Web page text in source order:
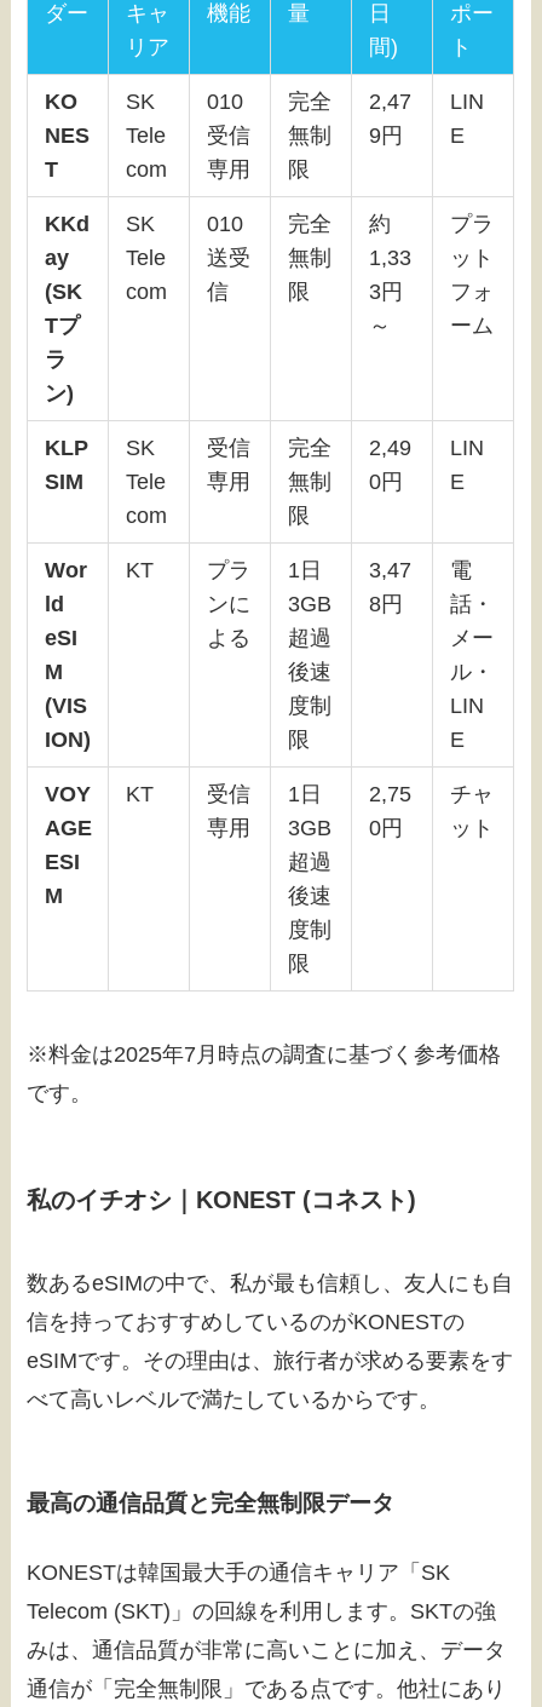
ダー
キャ
リア
機能
量
日
間)
ポー
ト
KO
NES
T
SK
Tele
com
010
受信
専用
完全
無制
限
2,47
9円
LIN
E
KKd
ay
(SK
Tプ
ラ
ン)
SK
Tele
com
010
送受
信
完全
無制
限
約
1,33
3円
～
プラ
ット
フォ
ーム
KLP
SIM
SK
Tele
com
受信
専用
完全
無制
限
2,49
0円
LIN
E
Wor
ld
eSI
M
(VIS
ION)
KT
プラ
ンに
よる
1日
3GB
超過
後速
度制
限
3,47
8円
電
話・
メー
ル・
LIN
E
VOY
AGE
ESI
M
KT
受信
専用
1日
3GB
超過
後速
度制
限
2,75
0円
チャ
ット
※料金は2025年7月時点の調査に基づく参考価格
です。
私のイチオシ｜KONEST (コネスト)
数あるeSIMの中で、私が最も信頼し、友人にも自
信を持っておすすめしているのがKONESTの
eSIMです。その理由は、旅行者が求める要素をす
べて高いレベルで満たしているからです。
最高の通信品質と完全無制限データ
KONESTは韓国最大手の通信キャリア「SK
Telecom (SKT)」の回線を利用します。SKTの強
みは、通信品質が非常に高いことに加え、データ
通信が「完全無制限」である点です。他社にあり